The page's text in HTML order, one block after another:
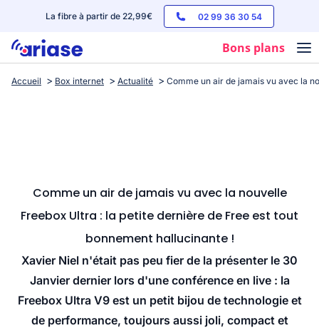
La fibre à partir de 22,99€ 02 99 36 30 54
Bons plans
Box internet
Accueil Box internet Actualité Comme un air de jamais vu avec la
Comme un air de jamais vu avec la nouvelle
Freebox Ultra : la petite dernière de Free est tout
bonnement hallucinante !
Xavier Niel n'était pas peu fier de la présenter le 30
Janvier dernier lors d'une conférence en live : la
Freebox Ultra V9 est un petit bijou de technologie et
de performance, toujours aussi joli, compact et